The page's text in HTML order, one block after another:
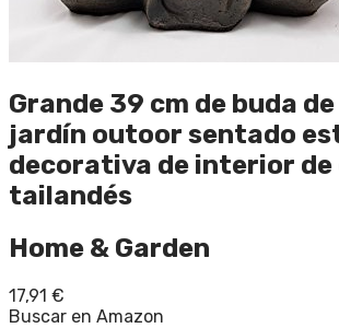
Grande 39 cm de buda
jardín outoor sentado
decorativa de interior
tailandés
Home & Garden
17,91 €
Buscar en Amazon